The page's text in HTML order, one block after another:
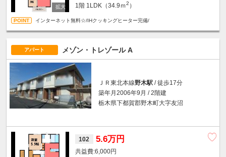
1階 1LDK（34.9ｍ2 ）
インターネット無料☆/IHクッキングヒーター完備/
アパート メゾン・トレゾール A
ＪＲ東北本線野木駅 / 徒歩17分
築年月2006年9月 / 2階建
栃木県下都賀郡野木町大字友沼
102 5.6万円
6,000円